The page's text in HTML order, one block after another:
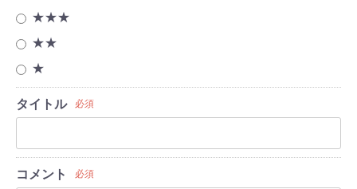
★★★
★★
★
タイトル 必須
コメント 必須